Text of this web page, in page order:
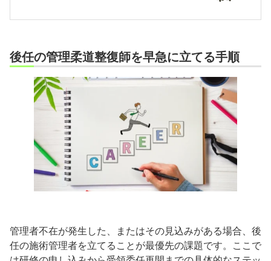
後任の管理柔道整復師を早急に立てる手順
管理者不在が発生した、またはその見込みがある場合、後
任の施術管理者を立てることが最優先の課題です。ここで